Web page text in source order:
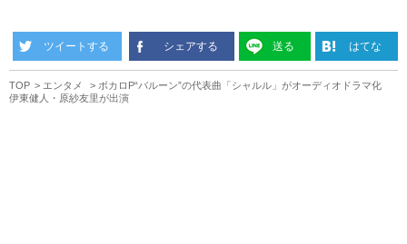
ツイートする シェアする 送る はてな
TOP エンタメ
ボカロP“バルーン”の代表曲「シャルル」がオーディオドラマ化
伊東健人・原紗友里が出演